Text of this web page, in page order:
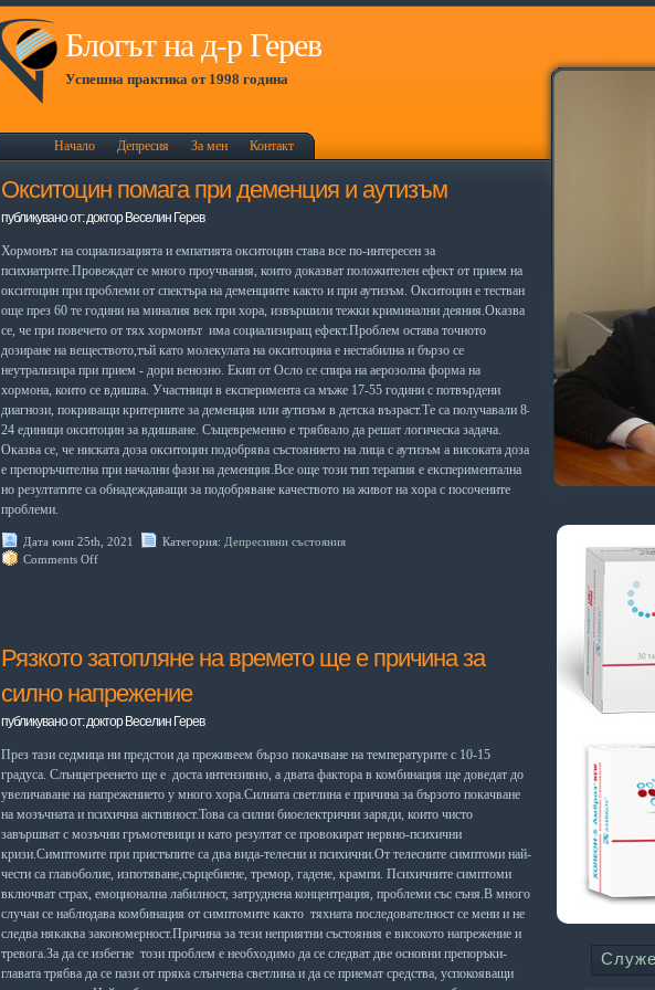
Блогът на д-р Герев
Успешна практика от 1998 година
Начало Депресия За мен Контакт
Окситоцин помага при деменция и аутизъм
публикувано от: доктор Веселин Герев
Хормонът на социализацията и емпатията окситоцин става все по-интересен за
психиатрите.Провеждат се много проучвания, които доказват положителен ефект от прием на
окситоцин при проблеми от спектъра на деменциите както и при аутизъм. Окситоцин е тестван
още през 60 те години на миналия век при хора, извършили тежки криминални деяния.Оказва
се, че при повечето от тях хормонът има социализиращ ефект.Проблем остава точното
дозиране на веществото,тъй като молекулата на окситоцина е нестабилна и бързо се
неутрализира при прием - дори венозно. Екип от Осло се спира на аерозолна форма на
хормона, които се вдишва. Участници в експеримента са мъже 17-55 години с потвърдени
диагнози, покриващи критериите за деменция или аутизъм в детска възраст.Те са получавали 8-
24 единици окситоцин за вдишване. Същевременно е трябвало да решат логическа задача.
Оказва се, че ниската доза окситоцин подобрява състоянието на лица с аутизъм а високата доза
е препоръчителна при начални фази на деменция.Все още този тип терапия е експериментална
но резултатите са обнадеждаващи за подобряване качеството на живот на хора с посочените
проблеми.
Дата юни 25th, 2021 Категория: Депресивни състояния
Comments Off
Рязкото затопляне на времето ще е причина за
силно напрежение
публикувано от: доктор Веселин Герев
През тази седмица ни предстои да преживеем бързо покачване на температурите с 10-15
градуса. Слънцегреенето ще е доста интензивно, а двата фактора в комбинация ще доведат до
увеличаване на напрежението у много хора.Силната светлина е причина за бързото покачване
на мозъчната и психична активност.Това са силни биоелектрични заряди, които чисто
завършват с мозъчни гръмотевици и като резултат се провокират нервно-психични
кризи.Симптомите при пристъпите са два вида-телесни и психични.От телесните симптоми най-
чести са главоболие, изпотяване,сърцебиене, тремор, гадене, крампи. Психичните симптоми
включват страх, емоционална лабилност, затруднена концентрация, проблеми със съня.В много
случаи се наблюдава комбинация от симптомите както тяхната последователност се мени и не
следва някаква закономерност.Причина за тези неприятни състояния е високото напрежение и
тревога.За да се избегне този проблем е необходимо да се следват две основни препоръки-
главата трябва да се пази от пряка слънчева светлина и да се приемат средства, успокояващи